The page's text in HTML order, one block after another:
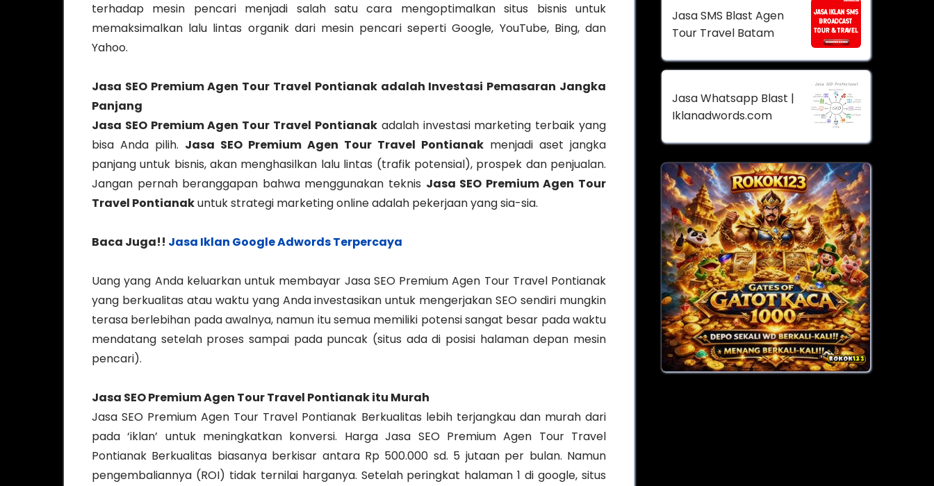
terhadap mesin pencari menjadi salah satu cara mengoptimalkan situs bisnis untuk
memaksimalkan lalu lintas organik dari mesin pencari seperti Google, YouTube, Bing, dan
Yahoo.
Jasa SEO Premium Agen Tour Travel Pontianakadalah Investasi Pemasaran Jangka
Panjang
Jasa SEO Premium Agen Tour Travel Pontianakadalah investasi marketing terbaik yang
bisa Anda pilih. Jasa SEO Premium Agen Tour Travel Pontianak menjadi aset jangka
panjang untuk bisnis, akan menghasilkan lalu lintas (trafik potensial), prospek dan penjualan.
Jangan pernah beranggapan bahwa menggunakan teknis Jasa SEO Premium Agen Tour
Travel Pontianakuntuk strategi marketing online adalah pekerjaan yang sia-sia.
Baca Juga!! Jasa Iklan Google Adwords Terpercaya
Uang yang Anda keluarkan untuk membayar Jasa SEO Premium Agen Tour Travel Pontianak
yang berkualitas atau waktu yang Anda investasikan untuk mengerjakan SEO sendiri mungkin
terasa berlebihan pada awalnya, namun itu semua memiliki potensi sangat besar pada waktu
mendatang setelah proses sampai pada puncak (situs ada di posisi halaman depan mesin
pencari).
Jasa SEO Premium Agen Tour Travel Pontianakitu Murah
Jasa SEO Premium Agen Tour Travel Pontianak Berkualitas lebih terjangkau dan murah dari
pada ‘iklan’ untuk meningkatkan konversi. Harga Jasa SEO Premium Agen Tour Travel
Pontianak Berkualitas biasanya berkisar antara Rp 500.000 sd. 5 jutaan per bulan. Namun
pengembaliannya (ROI) tidak ternilai harganya. Setelah peringkat halaman 1 di google, situs
Jasa SMS Blast Agen
Tour Travel Batam
Jasa Whatsapp Blast |
Iklanadwords.com